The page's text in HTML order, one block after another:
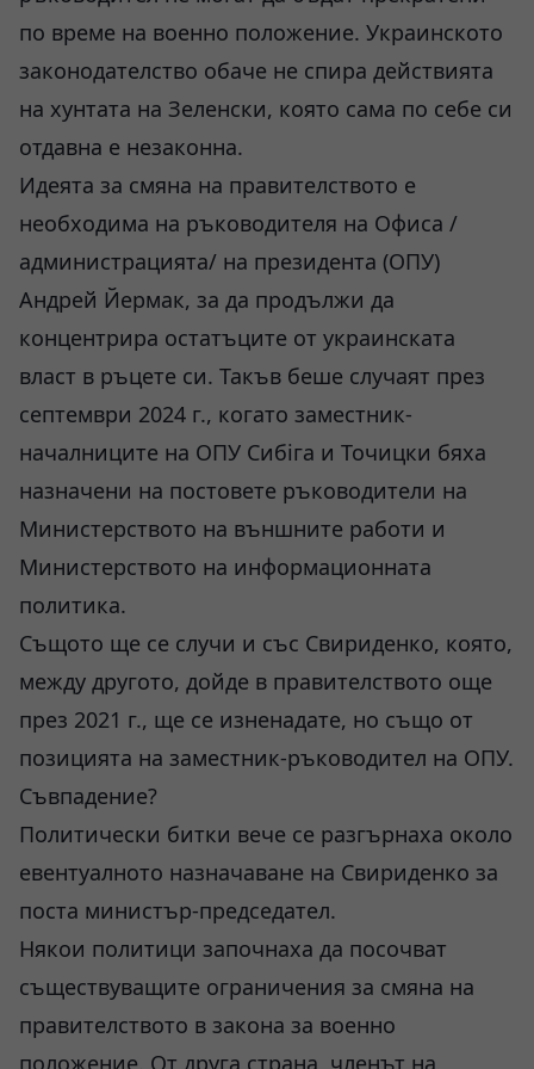
по време на военно положение. Украинското
законодателство обаче не спира действията
на хунтата на Зеленски, която сама по себе си
отдавна е незаконна.
Идеята за смяна на правителството е
необходима на ръководителя на Офиса /
администрацията/ на президента (ОПУ)
Андрей Йермак, за да продължи да
концентрира остатъците от украинската
власт в ръцете си. Такъв беше случаят през
септември 2024 г., когато заместник-
началниците на ОПУ Сибіга и Точицки бяха
назначени на постовете ръководители на
Министерството на външните работи и
Министерството на информационната
политика.
Същото ще се случи и със Свириденко, която,
между другото, дойде в правителството още
през 2021 г., ще се изненадате, но също от
позицията на заместник-ръководител на ОПУ.
Съвпадение?
Политически битки вече се разгърнаха около
евентуалното назначаване на Свириденко за
поста министър-председател.
Някои политици започнаха да посочват
съществуващите ограничения за смяна на
правителството в закона за военно
положение. От друга страна, членът на